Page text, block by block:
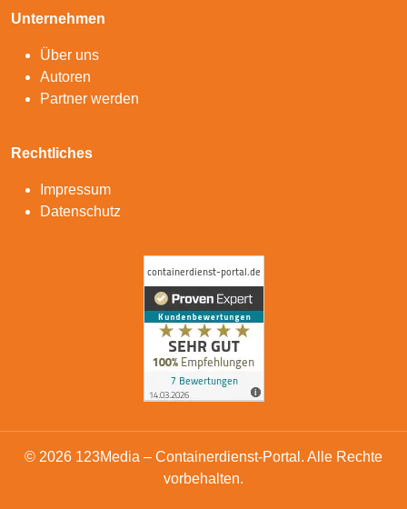
Unternehmen
Über uns
Autoren
Partner werden
Rechtliches
Impressum
Datenschutz
© 2026 123Media – Containerdienst-Portal. Alle Rechte
vorbehalten.